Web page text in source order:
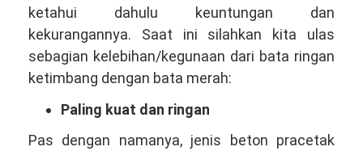
ketahui dahulu keuntungan dan
kekurangannya. Saat ini silahkan kita ulas
sebagian kelebihan/kegunaan dari bata ringan
ketimbang dengan bata merah:
Paling kuat dan ringan
Pas dengan namanya, jenis beton pracetak